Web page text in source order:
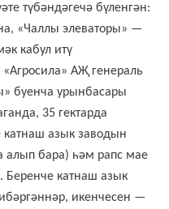
түбәндәгечә бүленгән:
«Чаллы элеваторы» —
кабул итү
АҖ генераль
буенча урынбасары
35 гектарда
катнаш азык заводын
бара) һәм рапс мае
Беренче катнаш азык
икенчесен —